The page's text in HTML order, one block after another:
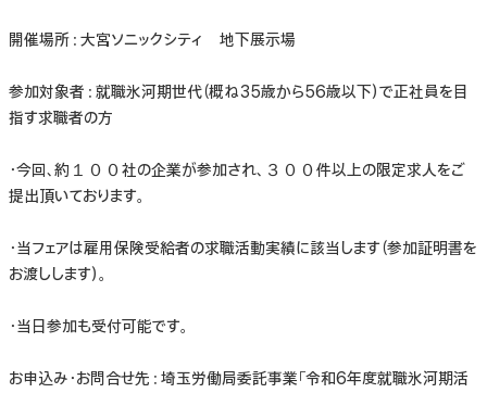
開催場所：大宮ソニックシティ 地下展示場
参加対象者：就職氷河期世代（概ね35歳から56歳以下）で正社員を目
指す求職者の方
・今回、約１００社の企業が参加され、３００件以上の限定求人をご
提出頂いております。
・当フェアは雇用保険受給者の求職活動実績に該当します（参加証明書を
お渡しします）。
・当日参加も受付可能です。
お申込み・お問合せ先：埼玉労働局委託事業「令和6年度就職氷河期活